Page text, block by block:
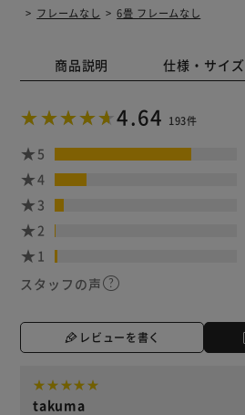
フレームなし
6畳 フレームなし
商品説明 仕様・サイズ
4.64 193件
5
4
3
2
1
スタッフの声
レビューを書く
takuma